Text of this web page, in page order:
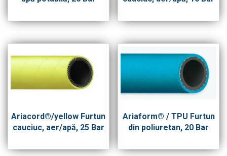
Ariacord®/yellow Furtun
cauciuc, aer/apă, 25 Bar
Ariaform® / TPU Furtun
din poliuretan, 20 Bar